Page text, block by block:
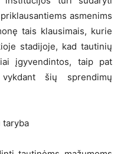
asmenims
tais klausimais, kurie
stadijoje, kad tautinių
įgyvendintos, taip pat
šių sprendimų
taryba